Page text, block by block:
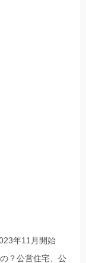
年11月開始
？公営住宅、公